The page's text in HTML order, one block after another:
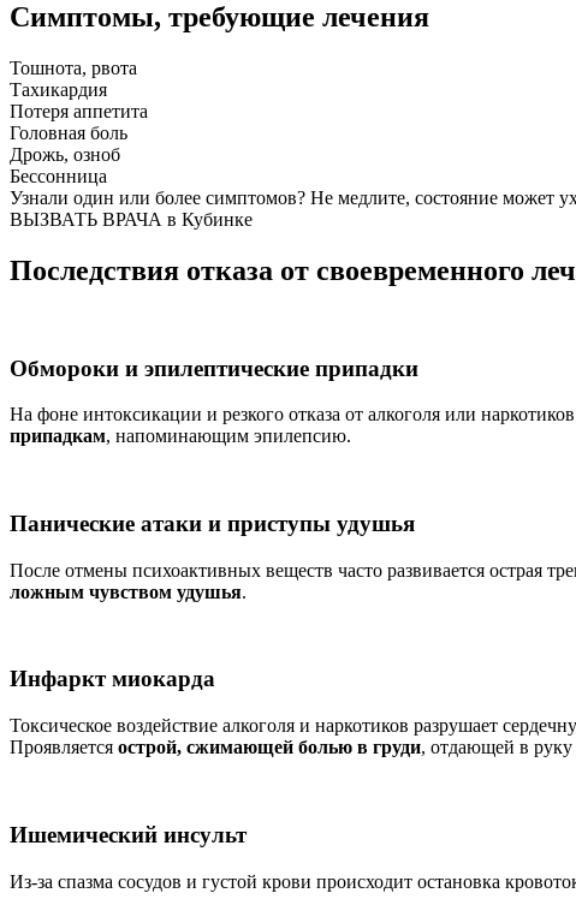
Симптомы, требующие лечения
Тошнота, рвота
Тахикардия
Потеря аппетита
Головная боль
Дрожь, озноб
Бессонница
Узнали один или более симптомов? Не медлите, состояние может
ВЫЗВАТЬ ВРАЧА в Кубинке
Последствия отказа от своевременного
Обмороки и эпилептические припадки
На фоне интоксикации и резкого отказа от алкоголя или
припадкам, напоминающим эпилепсию.
Панические атаки и приступы удушья
После отмены психоактивных веществ часто развивается острая
ложным чувством удушья.
Инфаркт миокарда
Токсическое воздействие алкоголя и наркотиков разрушает
Проявляется острой, сжимающей болью в груди, отдающей в
Ишемический инсульт
Из-за спазма сосудов и густой крови происходит остановка